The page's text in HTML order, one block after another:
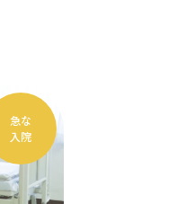
急な
入院